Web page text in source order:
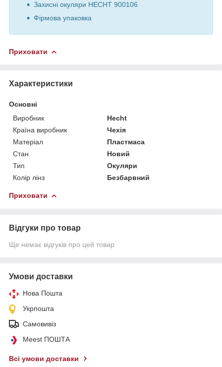
Захисні окуляри HECHT 900106
Фірмова упаковка
Приховати
Характеристики
Основні
Виробник
Hecht
Країна виробник
Чехія
Матеріал
Пластмаса
Стан
Новий
Тип
Окуляри
Колір лінз
Безбарвний
Приховати
Відгуки про товар
Ще немає відгуків про цей товар
Умови доставки
Нова Пошта
Укрпошта
Самовивіз
Meest ПОШТА
Всі умови доставки